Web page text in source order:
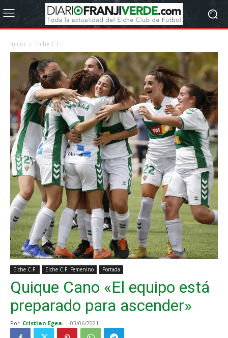
Inicio Elche C.F.
Elche C.F. Elche C.F. Femenino Portada
Quique Cano «El equipo está
preparado para ascender»
Por Cristian Egea - 03/06/2021